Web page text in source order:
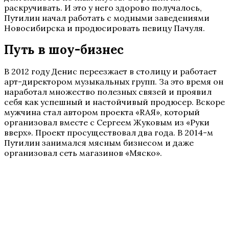
раскручивать. И это у него здорово получалось,
Путилин начал работать с модными заведениями
Новосибирска и продюсировать певицу Пачуля.
Путь в шоу-бизнес
В 2012 году Денис переезжает в столицу и работает
арт-директором музыкальных групп. За это время он
наработал множество полезных связей и проявил
себя как успешный и настойчивый продюсер. Вскоре
мужчина стал автором проекта «RAЯ», который
организовал вместе с Сергеем Жуковым из «Руки
вверх». Проект просуществовал два года. В 2014-м
Путилин занимался мясным бизнесом и даже
организовал сеть магазинов «Мяско».